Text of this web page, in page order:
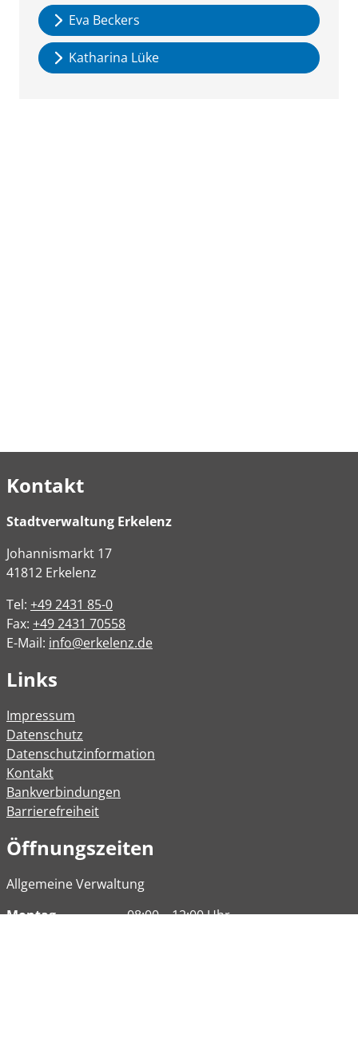
Eva Beckers
Katharina Lüke
Kontakt
Stadtverwaltung Erkelenz
Johannismarkt 17
41812 Erkelenz
Tel: +49 2431 85-0
Fax: +49 2431 70558
E-Mail: info@erkelenz.de
Links
Impressum
Datenschutz
Datenschutzinformation
Kontakt
Bankverbindungen
Barrierefreiheit
Öffnungszeiten
Allgemeine Verwaltung
Montag
08:00 – 12:00 Uhr